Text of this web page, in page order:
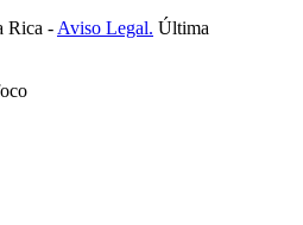
Rica - Aviso Legal. Última